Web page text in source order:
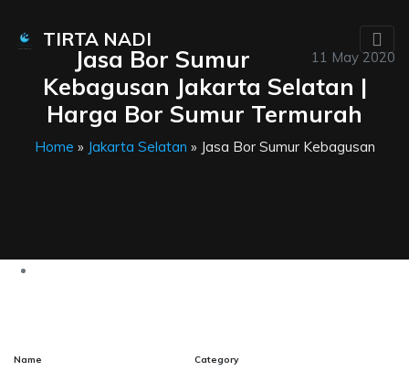
TIRTA NADI
11 May 2020
Jasa Bor Sumur
Kebagusan Jakarta Selatan |
Harga Bor Sumur Termurah
Home » Jakarta Selatan » Jasa Bor Sumur Kebagusan
Name Category